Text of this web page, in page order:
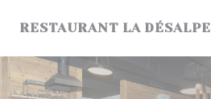
RESTAURANT LA DÉSALPE